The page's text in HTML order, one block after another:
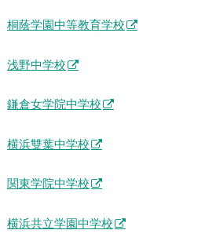
桐蔭学園中等教育学校
浅野中学校
鎌倉女学院中学校
横浜雙葉中学校
関東学院中学校
横浜共立学園中学校